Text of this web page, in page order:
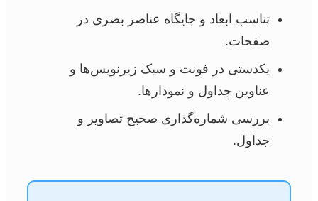
تناسب ابعاد و جایگاه عناصر بصری در
صفحات.
یکدستی در فونت و سبک زیرنویس‌ها و
عناوین جداول و نمودارها.
بررسی شماره‌گذاری صحیح تصاویر و
جداول.